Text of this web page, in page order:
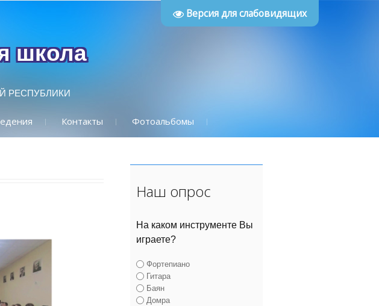
Версия для слабовидящих
школа
РЕСПУБЛИКИ
Контакты Фотоальбомы
Наш опрос
На каком инструменте Вы
играете?
Фортепиано
Гитара
Баян
Домра